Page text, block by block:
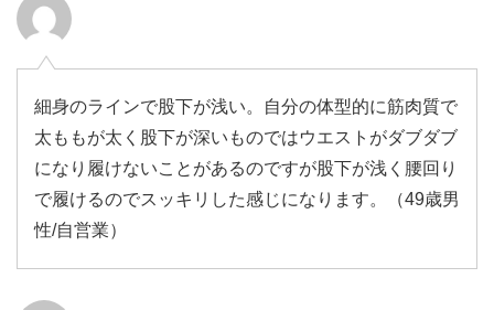
細身のラインで股下が浅い。自分の体型的に筋肉質で
太ももが太く股下が深いものではウエストがダブダブ
になり履けないことがあるのですが股下が浅く腰回り
で履けるのでスッキリした感じになります。（49歳男
性/自営業）